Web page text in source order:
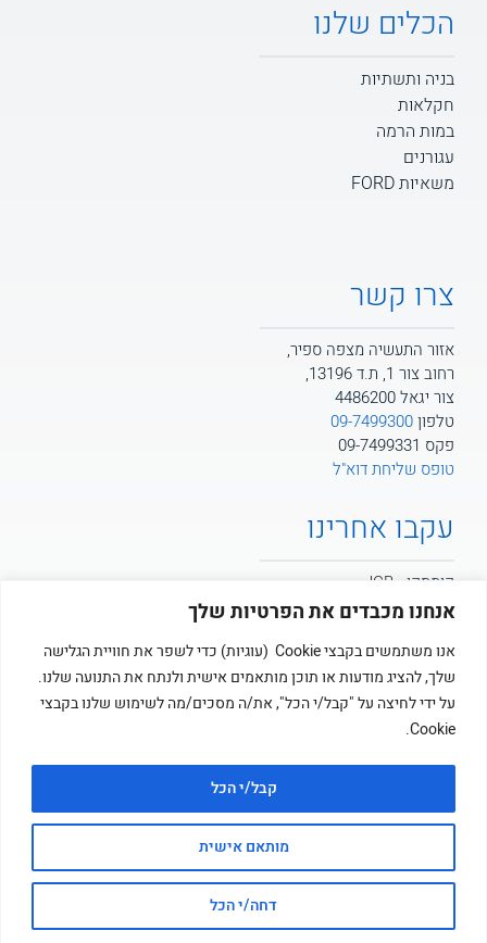
אנחנו מכבדים את הפרטיות שלך
אנו משתמשים בקבצי Cookie (עוגיות) כדי לשפר את חוויית הגלישה
שלך, להציג מודעות או תוכן מותאמים אישית ולנתח את התנועה שלנו.
על ידי לחיצה על "קבל/י הכל", את/ה מסכים/מה לשימוש שלנו בקבצי
Cookie.
מותאם אישית
דחה/י הכל
קבל/י הכל
הכלים שלנו
בניה ותשתיות
חקלאות
במות הרמה
עגורנים
משאיות FORD
צרו קשר
אזור התעשיה מצפה ספיר,
רחוב צור 1, ת.ד 13196,
צור יגאל 4486200
טלפון09-7499300
פקס 09-7499331
טופס שליחת דוא"ל
עקבו אחרינו
קומסקו - JCB
קומסקו - POTAIN
קומסקו
© כל הזכויות שמורות לקומסקו בע”מ ציוד מכני ושיטות בניה
אתר מנוהל על ידיזוטארו